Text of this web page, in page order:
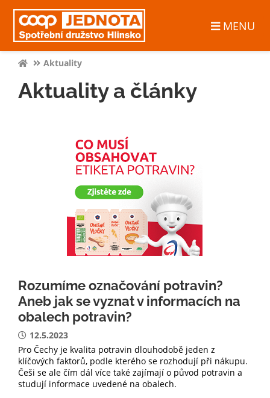
MENU
Aktuality
Aktuality a články
Rozumíme označování potravin?
Aneb jak se vyznat v informacích na
obalech potravin?
12.5.2023
Pro Čechy je kvalita potravin dlouhodobě jeden z
klíčových faktorů, podle kterého se rozhodují při nákupu.
Češi se ale čím dál více také zajímají o původ potravin a
studují informace uvedené na obalech.